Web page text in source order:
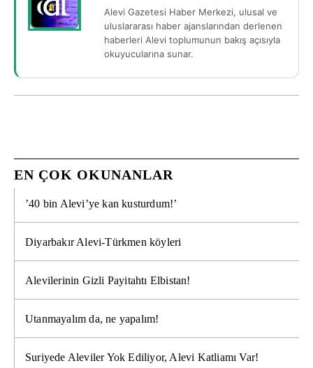
Alevi Gazetesi Haber Merkezi, ulusal ve
uluslararası haber ajanslarından derlenen
haberleri Alevi toplumunun bakış açısıyla
okuyucularına sunar.
EN ÇOK OKUNANLAR
’40 bin Alevi’ye kan kusturdum!’
Diyarbakır Alevi-Türkmen köyleri
Alevilerinin Gizli Payitahtı Elbistan!
Utanmayalım da, ne yapalım!
Suriyede Aleviler Yok Ediliyor, Alevi Katliamı Var!